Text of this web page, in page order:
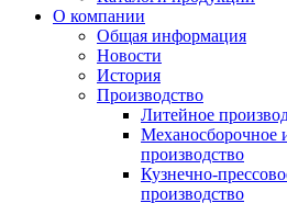
О компании
Общая информация
Новости
История
Производство
Литейное
Механосборочное
производство
Кузнечно-
производство